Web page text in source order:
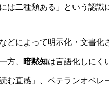
は二種類ある」という認識
どによって明示化・文書化
方、 暗黙知は言語化しにく
む直感」、ベテランオペ